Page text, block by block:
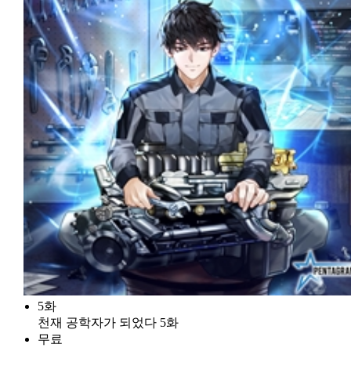
5화
천재 공학자가 되었다 5화
무료